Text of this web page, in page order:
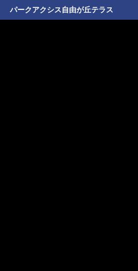
パークアクシス自由が丘テラス